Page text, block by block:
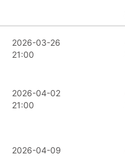
2026-03-26
21:00
2026-04-02
21:00
2026-04-09